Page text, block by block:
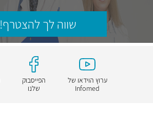
שווה לך להצטרף!
ערוץ הוידאו של
Infomed
הפייסבוק
שלנו